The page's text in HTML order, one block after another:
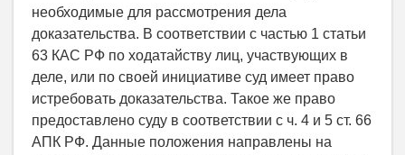
необходимые для рассмотрения дела
доказательства. В соответствии с частью 1 статьи
63 КАС РФ по ходатайству лиц, участвующих в
деле, или по своей инициативе суд имеет право
истребовать доказательства. Такое же право
предоставлено суду в соответствии с ч. 4 и 5 ст. 66
АПК РФ. Данные положения направлены на